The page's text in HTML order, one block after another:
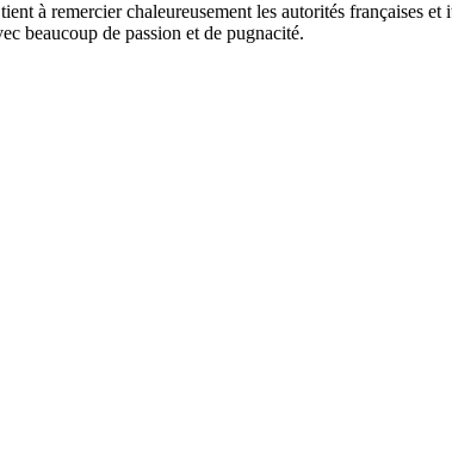
à remercier chaleureusement les autorités françaises et
beaucoup de passion et de pugnacité.